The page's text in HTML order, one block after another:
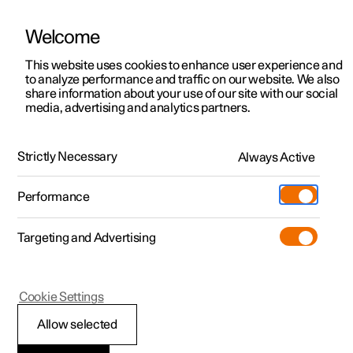
Polestar 2
Polestar 3
Polestar 4
Pre-owned
Shop
Meer
Testrit
Aanbiedingen voor
Testrit
Aanbiedingen voor
Polestar 4 coupé
Ontdek Polestar 4
Testrit
Bekijk onze stockwagens
Aanbiedingen voor
Ontdek Polestar 5
Over pre-owned
Pre-owned aanbiedingen
Aanbiedingen voor particulieren
Aanbiedingen voor
professionelen
Bekijk onze stockwagens
Configureer
Pre-owned
Testrit
Additionals
(Opent in een nieuw venster)
Experiences
Ontmoet ons
Servicepunten
Opladen
Support
HandleidingVideogalerijDownloadsSoftware-updates
Hybride-accu opladen
Polestar 1
Oplading van de
Welcome
This website uses cookies to enhance user experience and
to analyze performance and traffic on our website. We also
share information about your use of our site with our social
media, advertising and analytics partners.
Strictly Necessary Always Active
Performance
Targeting and Advertising
Allow selected
Cookie Settings